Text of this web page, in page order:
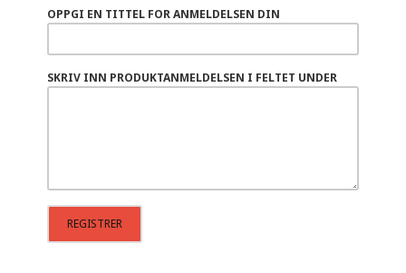
OPPGI EN TITTEL FOR ANMELDELSEN DIN
SKRIV INN PRODUKTANMELDELSEN I FELTET UNDER